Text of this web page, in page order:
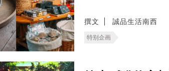
撰文 誠品生活南西
特别企画